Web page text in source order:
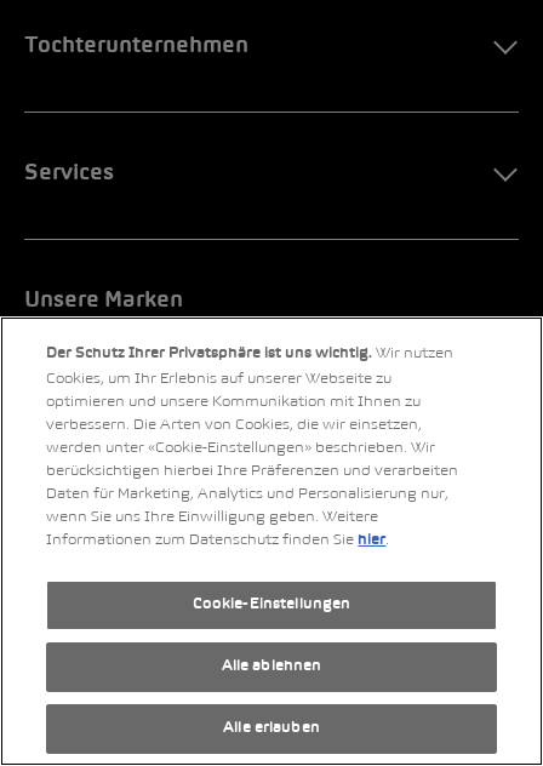
Tochterunternehmen
Services
Unsere Marken
Der Schutz Ihrer Privatsphäre ist uns wichtig. Wir nutzen
Cookies, um Ihr Erlebnis auf unserer Webseite zu
optimieren und unsere Kommunikation mit Ihnen zu
verbessern. Die Arten von Cookies, die wir einsetzen,
werden unter «Cookie-Einstellungen» beschrieben. Wir
berücksichtigen hierbei Ihre Präferenzen und verarbeiten
Daten für Marketing, Analytics und Personalisierung nur,
wenn Sie uns Ihre Einwilligung geben. Weitere
Informationen zum Datenschutz finden Sie hier.
Cookie-Einstellungen
Alle ablehnen
Alle erlauben